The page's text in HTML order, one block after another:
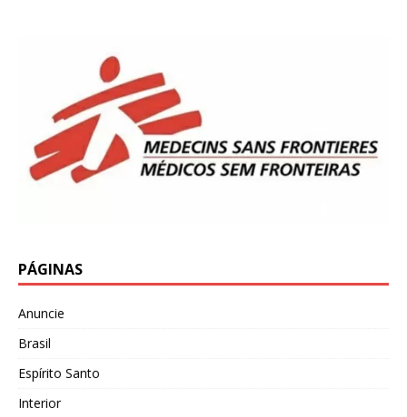
PÁGINAS
Anuncie
Brasil
Espírito Santo
Interior